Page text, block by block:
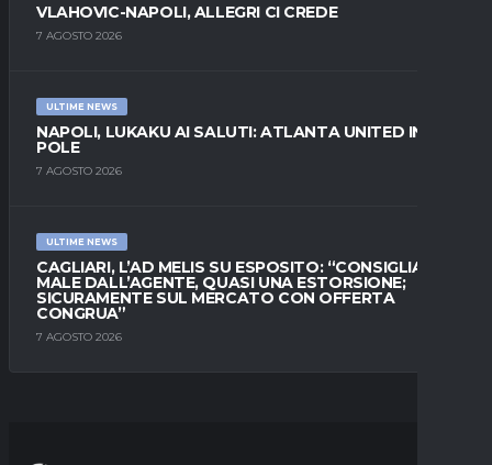
VLAHOVIC-NAPOLI, ALLEGRI CI CREDE
7 AGOSTO 2026
ULTIME NEWS
NAPOLI, LUKAKU AI SALUTI: ATLANTA UNITED IN
POLE
7 AGOSTO 2026
ULTIME NEWS
CAGLIARI, L’AD MELIS SU ESPOSITO: “CONSIGLIATO
MALE DALL’AGENTE, QUASI UNA ESTORSIONE;
SICURAMENTE SUL MERCATO CON OFFERTA
CONGRUA”
7 AGOSTO 2026